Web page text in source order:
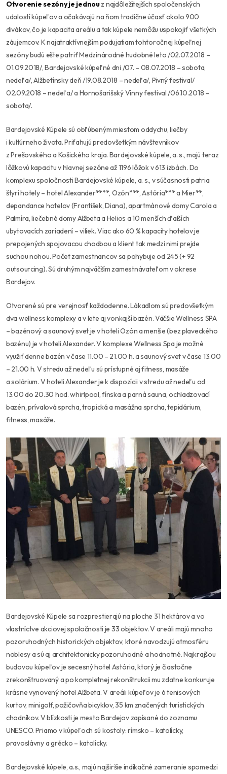
Otvorenie sezóny je jednouz najdôležitejších spoločenských
udalostí kúpeľov a očakávajú na ňom tradične účasť okolo 900
divákov, čo je kapacita areálu a tak kúpele nemôžu uspokojiť všetkých
záujemcov. K najatraktívnejším podujatiam tohtoročnej kúpeľnej
sezóny budú ešte patriť Medzinárodné hudobné leto /02.07.2018 –
01.09.2018/, Bardejovské kúpeľné dni /07. – 08.07.2018 – sobota,
nedeľa/, Alžbetínsky deň /19.08.2018 – nedeľa/, Pivný festival/
02.09.2018 – nedeľa/ a Hornošarišský Vínny festival /06.10.2018 –
sobota/.
Bardejovské Kúpele sú obľúbeným miestom oddychu, liečby
i kultúrneho života. Priťahujú predovšetkým návštevníkov
z Prešovského a Košického kraja. Bardejovské kúpele, a. s., majú teraz
lôžkovú kapacitu v hlavnej sezóne až 1196 lôžok v 613 izbách. Do
komplexu spoločnosti Bardejovské kúpele, a. s., v súčasnosti patria
štyri hotely – hotel Alexander****, Ozón***, Astória*** a Mier**,
depandance hotelov (František, Diana), apartmánové domy Carola a
Palmíra, liečebné domy Alžbeta a Helios a 10 menších ďalších
ubytovacích zariadení – viliek. Viac ako 60 % kapacity hotelov je
prepojených spojovacou chodbou a klient tak medzi nimi prejde
suchou nohou. Počet zamestnancov sa pohybuje od 245 (+ 92
outsourcing). Sú druhým najväčším zamestnávateľom v okrese
Bardejov.
Otvorené sú pre verejnosť každodenne. Lákadlom sú predovšetkým
dva wellness komplexy a v lete aj vonkajší bazén. Väčšie Wellness SPA
– bazénový a saunový svet je v hoteli Ozón a menšie (bez plaveckého
bazénu) je v hoteli Alexander. V komplexe Wellness Spa je možné
využiť denne bazén v čase 11.00 – 21.00 h. a saunový svet v čase 13.00
– 21.00 h. V stredu až nedeľu sú prístupné aj fitness, masáže
a solárium. V hoteli Alexander je k dispozícii v stredu až nedeľu od
13.00 do 20.30 hod. whirlpool, fínska a parná sauna, ochladzovací
bazén, prívalová sprcha, tropická a masážna sprcha, tepidárium,
fitness, masáže.
Bardejovské Kúpele sa rozprestierajú na ploche 31 hektárov a vo
vlastníctve akciovej spoločnosti je 33 objektov. V areáli majú mnoho
pozoruhodných historických objektov, ktoré navodzujú atmosféru
noblesy a sú aj architektonicky pozoruhodné a hodnotné. Najkrajšou
budovou kúpeľov je secesný hotel Astória, ktorý je čiastočne
zrekonštruovaný a po kompletnej rekonštrukcii mu zdatne konkuruje
krásne vynovený hotel Alžbeta. V areáli kúpeľov je 6 tenisových
kurtov, minigolf, požičovňa bicyklov, 35 km značených turistických
chodníkov. V blízkosti je mesto Bardejov zapísané do zoznamu
UNESCO. Priamo v kúpeľoch sú kostoly: rímsko – katolícky,
pravoslávny a grécko – katolícky.
Bardejovské kúpele, a.s., majú najširšie indikačné zameranie spomedzi